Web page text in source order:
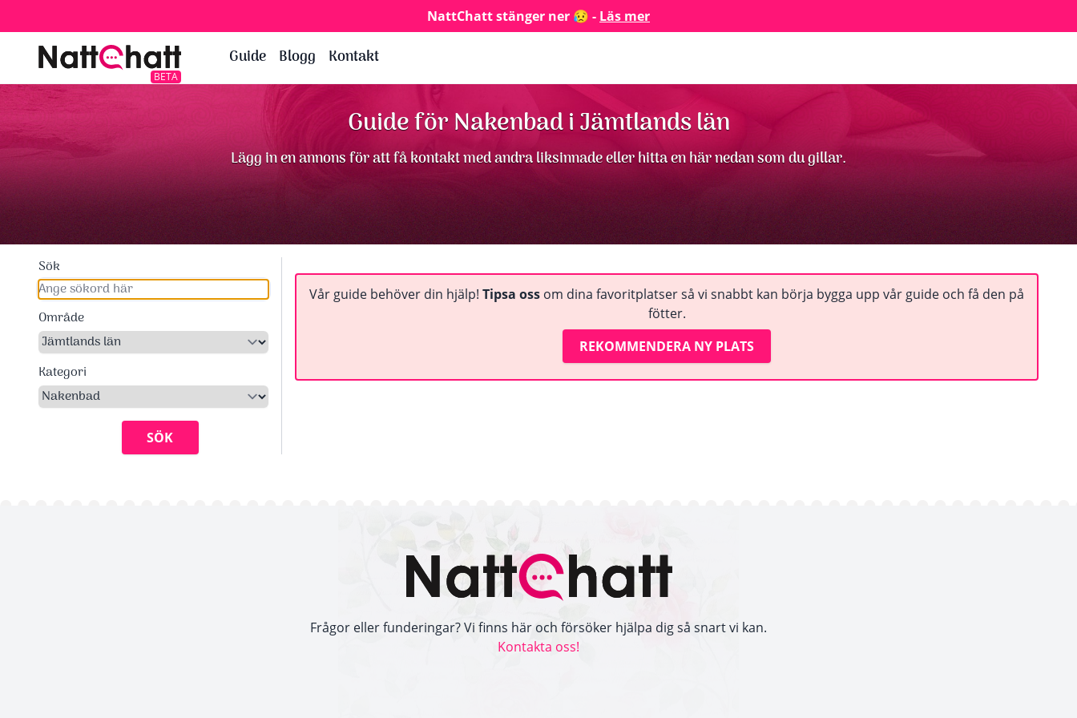
NattChatt stänger ner 😥 - Läs mer
BETA
Guide Blogg Kontakt
Guide för Nakenbad i Jämtlands län
Lägg in en annons för att få kontakt med andra liksinnade eller hitta en här nedan som du gillar.
Sök
Område
Kategori
SÖK
Vår guide behöver din hjälp! Tipsa oss om dina favoritplatser så vi snabbt kan börja bygga upp vår guide och få den på
fötter.
REKOMMENDERA NY PLATS
Frågor eller funderingar? Vi finns här och försöker hjälpa dig så snart vi kan.
Kontakta oss!